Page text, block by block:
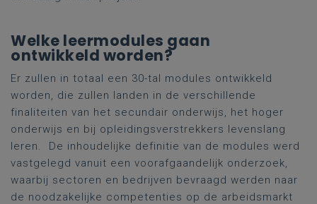
Welke leermodules gaan
ontwikkeld worden?
Er zullen in totaal een 30-tal modules ontwikkeld
worden, die zullen landen in de verschillende
finaliteiten van het secundair onderwijs, het hoger
onderwijs en bij opleidingsverstrekkers levenslang
leren. De inhoudelijke definitie van de modules werd
vastgelegd vanuit een voorafgaandelijk onderzoek,
waarbij sectoren en bedrijven bevraagd werden naar
de noodzakelijke competenties op de arbeidsmarkt